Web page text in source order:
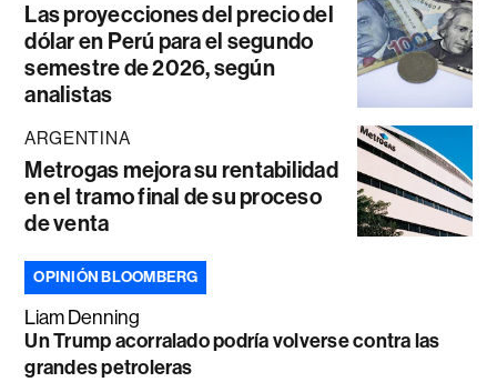
Las proyecciones del precio del
dólar en Perú para el segundo
semestre de 2026, según
analistas
ARGENTINA
Metrogas mejora su rentabilidad
en el tramo final de su proceso
de venta
OPINIÓN BLOOMBERG
Liam Denning
Un Trump acorralado podría volverse contra las
grandes petroleras